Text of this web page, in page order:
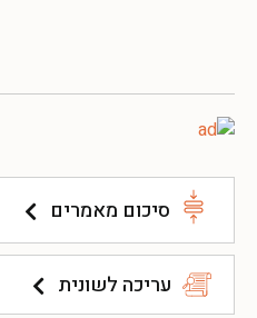
סיכום מאמרים
עריכה לשונית